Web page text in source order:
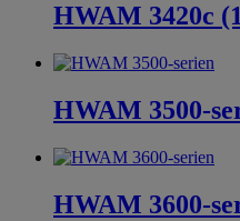
HWAM 3420c
HWAM 3500-
HWAM 3600-